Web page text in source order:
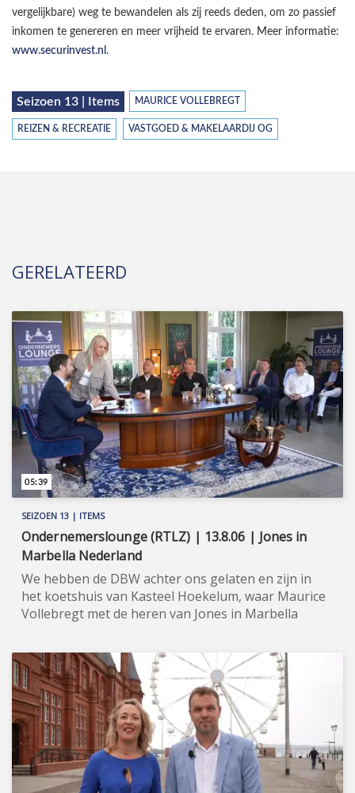
vergelijkbare) weg te bewandelen als zij reeds deden, om zo passief
inkomen te genereren en meer vrijheid te ervaren. Meer informatie:
www.securinvest.nl .
Seizoen 13 | Items MAURICE VOLLEBREGT
REIZEN & RECREATIE VASTGOED & MAKELAARDIJ OG
GERELATEERD
SEIZOEN 13 | ITEMS
Ondernemerslounge (RTLZ) | 13.8.06 | Jones in
Marbella Nederland
We hebben de DBW achter ons gelaten en zijn in
het koetshuis van Kasteel Hoekelum, waar Maurice
Vollebregt met de heren van Jones in Marbella
een gerenommeerd makelaarskantoor aan de Costa
del Sol, opgericht en geleid door de flamboyante
Engelse Pippa Jones. Toen de succesvolle
Nederlandse food-importeurs Danny Kuijer en
Gregory Chin-A-Kwie met haar in contact kwamen
om hun eigen vastgoed in Marbella en omgeving te
kopen, besloten zij de krachten te bundelen. Jones
in Marbella Nederland, kantoorhoudend in Utrecht,
was hiermee geboren. U kunt bij Kuijer en Chin-A-
05:39